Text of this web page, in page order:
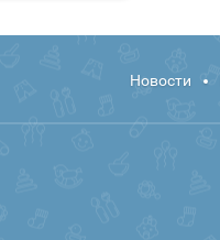
Новости